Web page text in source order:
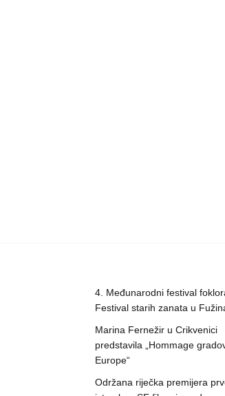
4. Međunarodni festival
Festival starih zanata u
Marina Fernežir u Crikvenici
predstavila „Hommage
Europe“
Održana riječka premijera